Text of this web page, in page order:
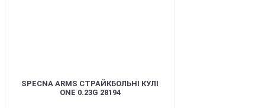
SPECNA ARMS СТРАЙКБОЛЬНІ КУЛІ
ONE 0.23G 28194